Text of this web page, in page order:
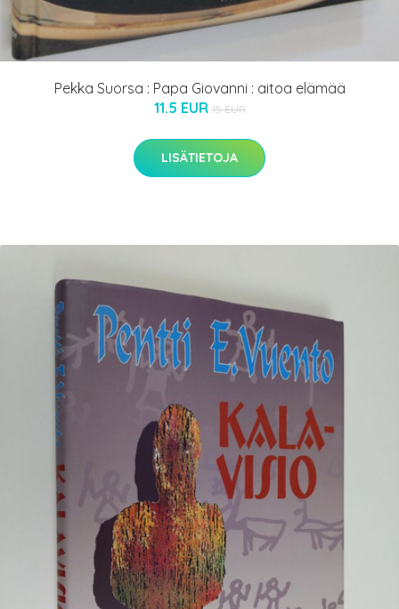
Pekka Suorsa : Papa Giovanni : aitoa elämää
11.5 EUR 15 EUR
LISÄTIETOJA